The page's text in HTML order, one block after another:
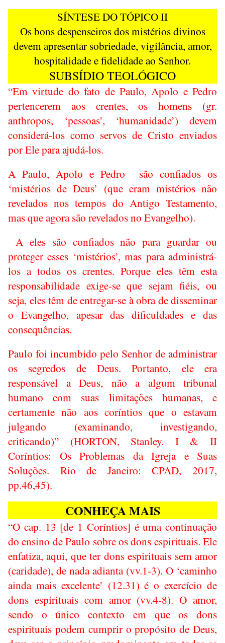
SÍNTESE DO TÓPICO II
Os bons despenseiros dos mistérios divinos
devem apresentar sobriedade, vigilância, amor,
hospitalidade e fidelidade ao Senhor.
SUBSÍDIO TEOLÓGICO
“Em virtude do fato de Paulo, Apolo e Pedro
pertencerem aos crentes, os homens (gr.
anthropos, ‘pessoas’, ‘humanidade’) devem
considerá-los como servos de Cristo enviados
por Ele para ajudá-los.
A Paulo, Apolo e Pedro
são confiados os
‘mistérios de Deus’ (que eram mistérios não
revelados nos tempos do Antigo Testamento,
mas que agora são revelados no Evangelho).
A eles são confiados não para guardar ou
proteger esses ‘mistérios’, mas para administrá-
los a todos os crentes. Porque eles têm esta
responsabilidade exige-se que sejam fiéis, ou
seja, eles têm de entregar-se à obra de disseminar
o Evangelho, apesar das dificuldades e das
consequências.
Paulo foi incumbido pelo Senhor de administrar
os segredos de Deus. Portanto, ele era
responsável a Deus, não a algum tribunal
humano com suas limitações humanas, e
certamente não aos coríntios que o estavam
julgando (examinando, investigando,
criticando)” (HORTON, Stanley. I & II
Coríntios: Os Problemas da Igreja e Suas
Soluções. Rio de Janeiro: CPAD, 2017,
pp.46,45).
CONHEÇA MAIS
“O cap. 13 [de 1 Coríntios] é uma continuação
do ensino de Paulo sobre os dons espirituais. Ele
enfatiza, aqui, que ter dons espirituais sem amor
(caridade), de nada adianta (vv.1-3). O ‘caminho
ainda mais excelente’ (12.31) é o exercício de
dons espirituais com amor (vv.4-8). O amor,
sendo o único contexto em que os dons
espirituais podem cumprir o propósito de Deus,